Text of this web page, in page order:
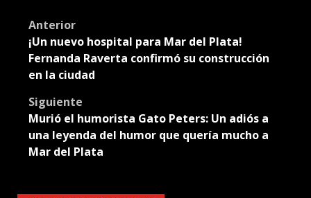
Translate
Post
navigation
Anterior
¡Un nuevo hospital para Mar del Plata!
Fernanda Raverta confirmó su construcción
en la ciudad
Siguiente
Murió el humorista Gato Peters: Un adiós a
una leyenda del humor que quería mucho a
Mar del Plata